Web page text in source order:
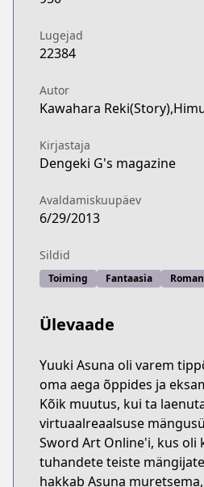
Lugejad
22384
Autor
Kawahara
Kirjastaja
Dengeki G's magazine
Avaldamiskuupäev
6/29/2013
Sildid
Toiming Fantaasia
Ülevaade
Yuuki Asuna oli varem
oma aega õppides ja
Kõik muutus, kui ta
virtuaalreaalsuse
Sword Art Online'i, kus oli
tuhandete teiste
hakkab Asuna